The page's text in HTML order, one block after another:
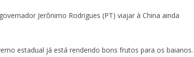
Jerônimo Rodrigues (PT) viajar à China ainda
estadual já está rendendo bons frutos para os baianos.